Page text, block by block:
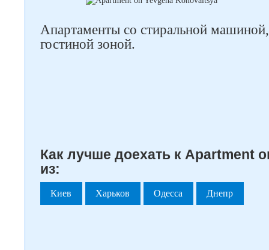
Апартаменты со стиральной
гостиной зоной.
Как лучше доехать к Apartment
из:
Киев Харьков Одесса Днепр